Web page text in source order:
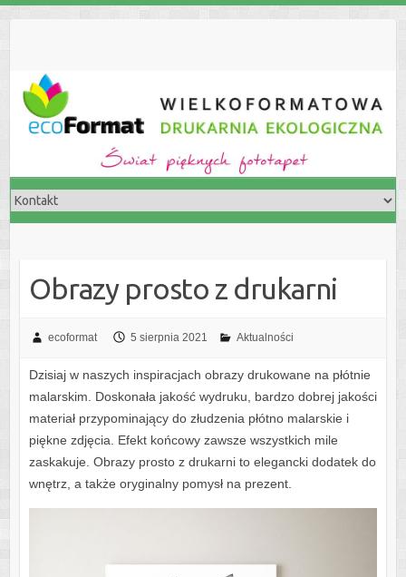
Obrazy prosto z drukarni
ecoformat 5 sierpnia 2021 Aktualności
Dzisiaj w naszych inspiracjach obrazy drukowane na płótnie
malarskim. Doskonała jakość wydruku, bardzo dobrej jakości
materiał przypominający do złudzenia płótno malarskie i
piękne zdjęcia. Efekt końcowy zawsze wszystkich mile
zaskakuje. Obrazy prosto z drukarni to elegancki dodatek do
wnętrz, a także oryginalny pomysł na prezent.